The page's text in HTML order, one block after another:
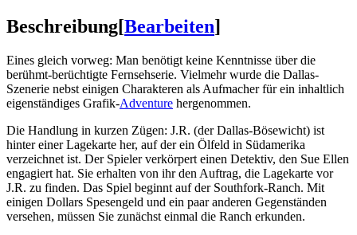
Beschreibung[Bearbeiten]
Eines gleich vorweg: Man benötigt keine Kenntnisse über die
berühmt-berüchtigte Fernsehserie. Vielmehr wurde die Dallas-
Szenerie nebst einigen Charakteren als Aufmacher für ein inhaltlich
eigenständiges Grafik-Adventure hergenommen.
Die Handlung in kurzen Zügen: J.R. (der Dallas-Bösewicht) ist
hinter einer Lagekarte her, auf der ein Ölfeld in Südamerika
verzeichnet ist. Der Spieler verkörpert einen Detektiv, den Sue Ellen
engagiert hat. Sie erhalten von ihr den Auftrag, die Lagekarte vor
J.R. zu finden. Das Spiel beginnt auf der Southfork-Ranch. Mit
einigen Dollars Spesengeld und ein paar anderen Gegenständen
versehen, müssen Sie zunächst einmal die Ranch erkunden.